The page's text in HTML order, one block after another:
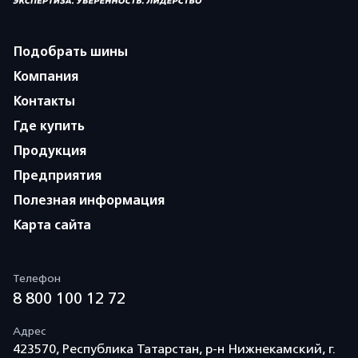
Подобрать шины
Компания
Контакты
Где купить
Продукция
Предприятия
Полезная информация
Карта сайта
Телефон
8 800 100 12 72
Адрес
423570, Республика Татарстан, р-н Нижнекамский, г.